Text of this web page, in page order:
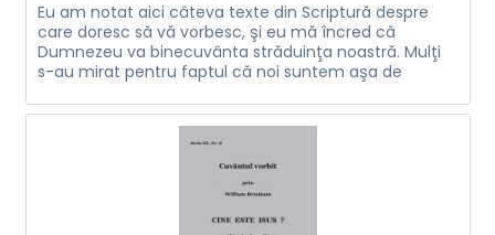
Eu am notat aici câteva texte din Scriptură despre
care doresc să vă vorbesc, şi eu mă încred că
Dumnezeu va binecuvânta străduinţa noastră. Mulţi
s-au mirat pentru faptul că noi suntem aşa de